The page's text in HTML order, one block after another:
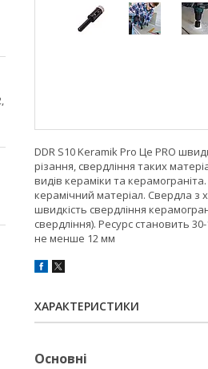
DDR S10 Keramik Pro Це PRO
різання, свердління таких
видів кераміки та
керамічний матеріал. Свердла з
швидкість свердління
свердління). Ресурс становить
не менше 12 мм
ХАРАКТЕРИСТИКИ
Основні